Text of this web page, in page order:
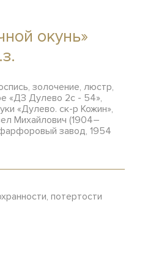
окунь»
золочение, люстр,
«ДЗ Дулево 2с - 54»,
«Дулево. ск-р Кожин»,
Михайлович (1904–
завод, 1954
потертости